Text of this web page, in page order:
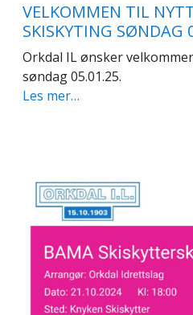
VELKOMMEN TIL
SKISKYTING SØNDAG
Orkdal IL ønsker
søndag 05.01.25.
Les mer…